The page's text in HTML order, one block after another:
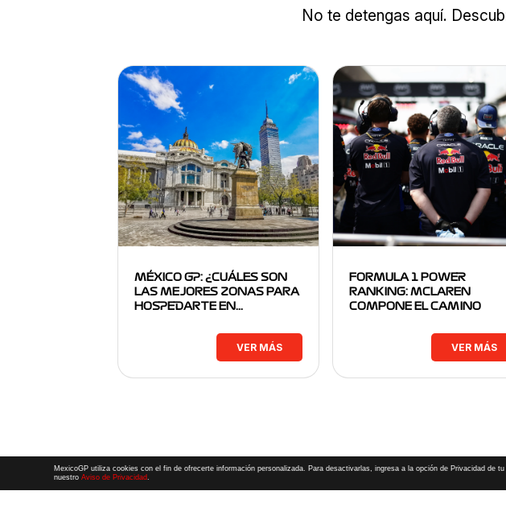
No te detengas aquí.
MÉXICO GP: ¿CUÁLES SON
LAS MEJORES ZONAS PARA
HOSPEDARTE EN…
VER MÁS
FORMULA 1 POWER
RANKING: MCLAREN
COMPONE EL CAMINO
VER MÁS
MexicoGP utiliza cookies con el fin de ofrecerte información personalizada. Para desactivarlas, ingresa a la opción de Privacidad
nuestroAviso de Privacidad.